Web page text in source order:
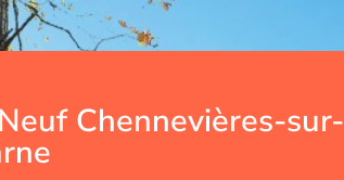
Chennevières-sur-